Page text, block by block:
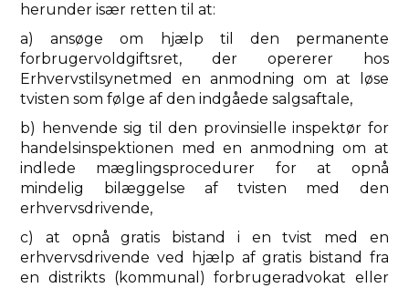
herunder især retten til at:
a) ansøge om hjælp til den permanente
forbrugervoldgiftsret, der opererer hos
Erhvervstilsynetmed en anmodning om at løse
tvisten som følge af den indgåede salgsaftale,
b) henvende sig til den provinsielle inspektør for
handelsinspektionen med en anmodning om at
indlede mæglingsprocedurer for at opnå
mindelig bilæggelse af tvisten med den
erhvervsdrivende,
c) at opnå gratis bistand i en tvist med en
erhvervsdrivende ved hjælp af gratis bistand fra
en distrikts (kommunal) forbrugeradvokat eller